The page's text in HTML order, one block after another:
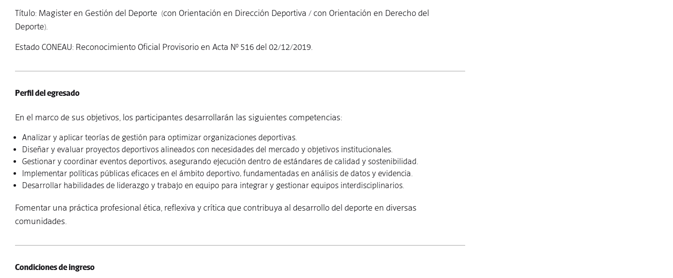
Título: Magister en Gestión del Deporte (con Orientación en Dirección Deportiva / con Orientación en Derecho del
Deporte).
Estado CONEAU: Reconocimiento Oficial Provisorio en Acta Nº 516 del 02/12/2019.
Perfil del egresado
En el marco de sus objetivos, los participantes desarrollarán las siguientes competencias:
Analizar y aplicar teorías de gestión para optimizar organizaciones deportivas.
Diseñar y evaluar proyectos deportivos alineados con necesidades del mercado y objetivos institucionales.
Gestionar y coordinar eventos deportivos, asegurando ejecución dentro de estándares de calidad y sostenibilidad.
Implementar políticas públicas eficaces en el ámbito deportivo, fundamentadas en análisis de datos y evidencia.
Desarrollar habilidades de liderazgo y trabajo en equipo para integrar y gestionar equipos interdisciplinarios.
Fomentar una práctica profesional ética, reflexiva y crítica que contribuya al desarrollo del deporte en diversas
comunidades.
Condiciones de ingreso